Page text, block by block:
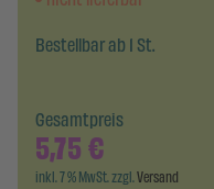
Bestellbar ab 1 St.
Gesamtpreis
5,75€
inkl. 7 % MwSt. zzgl.Versand